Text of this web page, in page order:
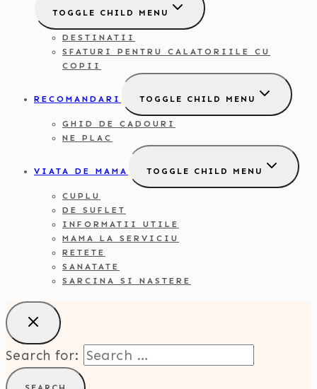
TOGGLE CHILD MENU
DESTINATII
SFATURI PENTRU CALATORIILE CU
COPII
RECOMANDARI TOGGLE CHILD MENU
GHID DE CADOURI
NE PLAC
VIATA DE MAMA TOGGLE CHILD MENU
CUPLU
DE SUFLET
INFORMATII UTILE
MAMA LA SERVICIU
RETETE
SANATATE
SARCINA SI NASTERE
Search for: